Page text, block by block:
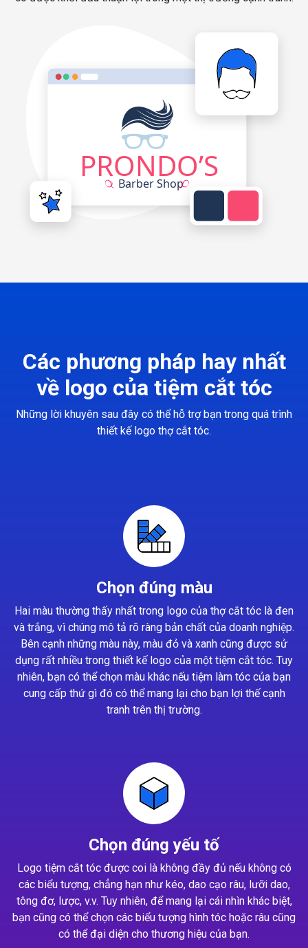
Các phương pháp hay nhất
về logo của tiệm cắt tóc
Những lời khuyên sau đây có thể hỗ trợ bạn trong quá trình
thiết kế logo thợ cắt tóc.
Chọn đúng màu
Hai màu thường thấy nhất trong logo của thợ cắt tóc là đen
và trắng, vì chúng mô tả rõ ràng bản chất của doanh nghiệp.
Bên cạnh những màu này, màu đỏ và xanh cũng được sử
dụng rất nhiều trong thiết kế logo của một tiệm cắt tóc. Tuy
nhiên, bạn có thể chọn màu khác nếu tiệm làm tóc của bạn
cung cấp thứ gì đó có thể mang lại cho bạn lợi thế cạnh
tranh trên thị trường.
Chọn đúng yếu tố
Logo tiệm cắt tóc được coi là không đầy đủ nếu không có
các biểu tượng, chẳng hạn như kéo, dao cạo râu, lưỡi dao,
tông đơ, lược, v.v. Tuy nhiên, để mang lại cái nhìn khác biệt,
bạn cũng có thể chọn các biểu tượng hình tóc hoặc râu cũng
có thể đại diện cho thương hiệu của bạn.